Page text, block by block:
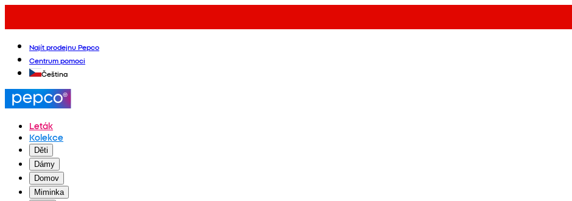
Najít prodejnu Pepco
Centrum pomoci
Čeština
Leták
Kolekce
Děti
Dámy
Domov
Miminka